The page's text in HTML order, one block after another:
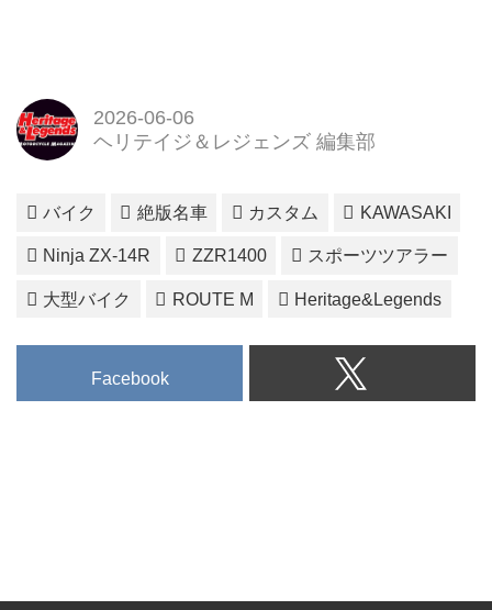
2026-06-06
ヘリテイジ＆レジェンズ 編集部
バイク 絶版名車 カスタム KAWASAKI
Ninja ZX-14R ZZR1400 スポーツツアラー
大型バイク ROUTE M Heritage&Legends
Facebook